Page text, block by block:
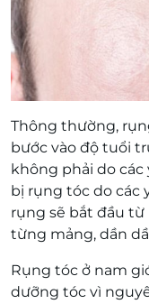
Thông thường,
bước vào độ tuổi
không phải do
bị rụng tóc do các
rụng sẽ bắt đầu từ
từng mảng, dần
Rụng tóc ở nam
dưỡng tóc vì